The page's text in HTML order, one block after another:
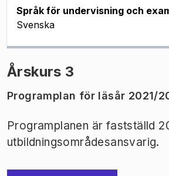
Språk för undervisning och
Svenska
Årskurs 3
Programplan för läsår 2021/
Programplanen är fastställd
utbildningsområdesansvarig.